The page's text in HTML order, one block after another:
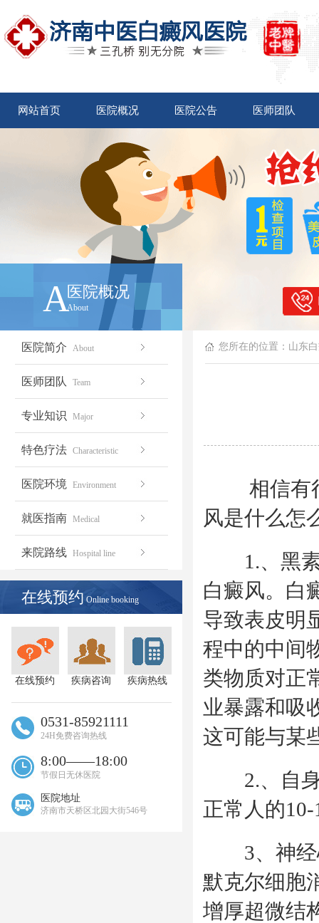
网站首页 医院概况 医院公告 医师团队
A医院概况
About
医院简介 About
医师团队 Team
专业知识 Major
特色疗法 Characteristic
医院环境 Environment
就医指南 Medical
来院路线 Hospital line
在线预约 Online booking
在线预约 疾病咨询 疾病热线
0531-85921111
24H免费咨询热线
8:00——18:00
节假日无休医院
医院地址
济南市天桥区北园大街546号
您所在的位置： 山东
相信有很
风是什么怎
1.、黑素
白癜风。白
导致表皮明
程中的中间
类物质对正
业暴露和吸
这可能与某
2.、自身
正常人的
3、神经
默克尔细胞
增厚超微结